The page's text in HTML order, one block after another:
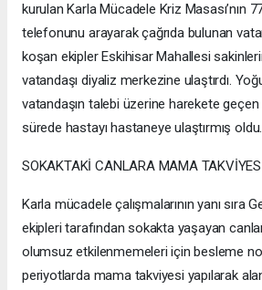
kurulan Karla Mücadele Kriz Masası’nın
telefonunu arayarak çağrıda bulunan
koşan ekipler Eskihisar Mahallesi
vatandaşı diyaliz merkezine ulaştırdı.
vatandaşın talebi üzerine harekete geçen
sürede hastayı hastaneye ulaştırmış oldu.
SOKAKTAKİ CANLARA MAMA
Karla mücadele çalışmalarının yanı sıra
ekipleri tarafından sokakta yaşayan
olumsuz etkilenmemeleri için besleme
periyotlarda mama takviyesi yapılarak